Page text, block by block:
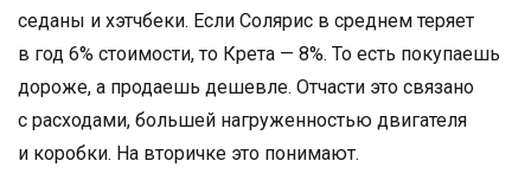
седаны и хэтчбеки. Если Солярис в среднем теряет
в год 6% стоимости, то Крета — 8%. То есть покупаешь
дороже, а продаешь дешевле. Отчасти это связано
с расходами, большей нагруженностью двигателя
и коробки. На вторичке это понимают.